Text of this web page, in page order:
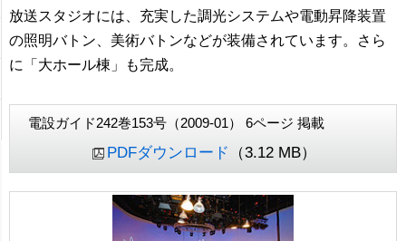
放送スタジオには、充実した調光システムや電動昇降装置
の照明バトン、美術バトンなどが装備されています。さら
に「大ホール棟」も完成。
電設ガイド242巻153号（2009-01） 6ページ 掲載
PDFダウンロード （3.12 MB）